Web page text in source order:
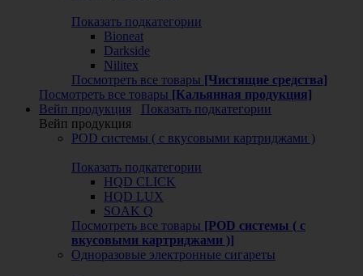
Показать подкатегории
Bioneat
Darkside
Nilitex
Посмотреть все товары [Чистящие средства]
Посмотреть все товары [Кальянная продукция]
Вейп продукция
Показать подкатегории
Вейп продукция
POD системы ( с вкусовыми картриджами )
Показать подкатегории
HQD CLICK
HQD LUX
SOAK Q
Посмотреть все товары [POD системы ( с
вкусовыми картриджами )]
Одноразовые электронные сигареты